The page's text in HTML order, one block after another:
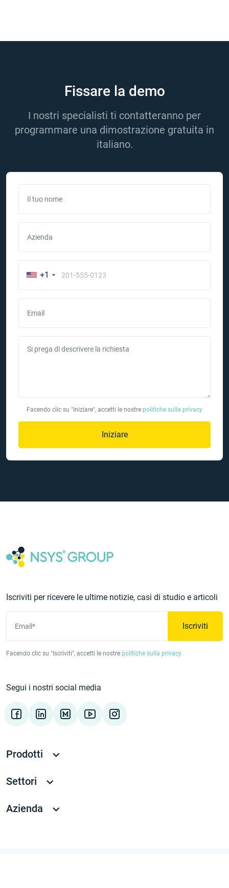
Fissare la demo
I nostri specialisti ti contatteranno per
programmare una dimostrazione gratuita in
italiano.
Il tuo nome
Azienda
+1
Email
Si prega di descrivere la richiesta
Facendo clic su "Iniziare", accetti le nostre politiche sulla privacy
Iniziare
Iscriviti per ricevere le ultime notizie, casi di studio e articoli
Email* Iscriviti
Facendo clic su "Iscriviti", accetti le nostre politiche sulla privacy
Segui i nostri social media
Prodotti
Settori
Azienda